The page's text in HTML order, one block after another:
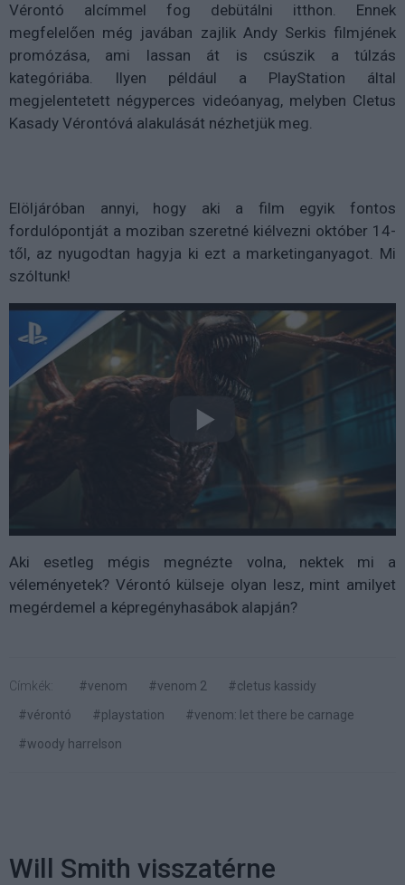
Vérontó alcímmel fog debütálni itthon. Ennek
megfelelően még javában zajlik Andy Serkis filmjének
promózása, ami lassan át is csúszik a túlzás
kategóriába. Ilyen például a PlayStation által
megjelentetett négyperces videóanyag, melyben Cletus
Kasady Vérontóvá alakulását nézhetjük meg.
Elöljáróban annyi, hogy aki a film egyik fontos
fordulópontját a moziban szeretné kiélvezni október 14-
től, az nyugodtan hagyja ki ezt a marketinganyagot. Mi
szóltunk!
Aki esetleg mégis megnézte volna, nektek mi a
véleményetek? Vérontó külseje olyan lesz, mint amilyet
megérdemel a képregényhasábok alapján?
Címkék: #venom #venom 2
#cletus kassidy
#vérontó
#playstation
#venom: let there be carnage
#woody harrelson
Will Smith visszatérne